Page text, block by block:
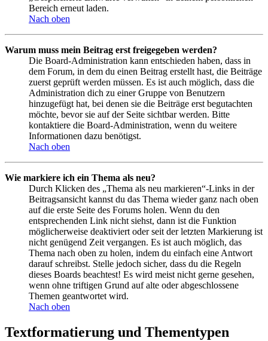
Bereich erneut laden.
Nach oben
Warum muss mein Beitrag erst freigegeben werden?
Die Board-Administration kann entschieden haben, dass in
dem Forum, in dem du einen Beitrag erstellt hast, die Beiträge
zuerst geprüft werden müssen. Es ist auch möglich, dass die
Administration dich zu einer Gruppe von Benutzern
hinzugefügt hat, bei denen sie die Beiträge erst begutachten
möchte, bevor sie auf der Seite sichtbar werden. Bitte
kontaktiere die Board-Administration, wenn du weitere
Informationen dazu benötigst.
Nach oben
Wie markiere ich ein Thema als neu?
Durch Klicken des „Thema als neu markieren“-Links in der
Beitragsansicht kannst du das Thema wieder ganz nach oben
auf die erste Seite des Forums holen. Wenn du den
entsprechenden Link nicht siehst, dann ist die Funktion
möglicherweise deaktiviert oder seit der letzten Markierung ist
nicht genügend Zeit vergangen. Es ist auch möglich, das
Thema nach oben zu holen, indem du einfach eine Antwort
darauf schreibst. Stelle jedoch sicher, dass du die Regeln
dieses Boards beachtest! Es wird meist nicht gerne gesehen,
wenn ohne triftigen Grund auf alte oder abgeschlossene
Themen geantwortet wird.
Nach oben
Textformatierung und Thementypen